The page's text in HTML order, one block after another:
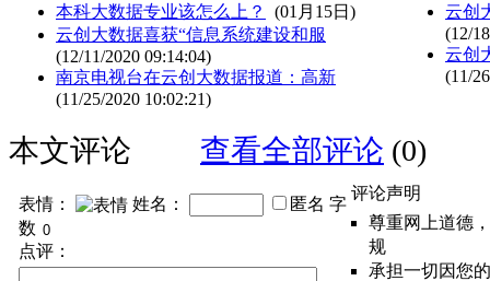
本科大数据专业该怎么上？
(01月15日)
云创大数据喜获“信息系统建设和服
(12/11/2020 09:14:04)
南京电视台在云创大数据报道：高新
(11/25/2020 10:02:21)
云创
(12/
云创
(11/
本文评论 查看全部评论 (0)
表情： 姓名： 匿名 字
数
点评：
评论声明
尊重网上道德
规
承担一切因您